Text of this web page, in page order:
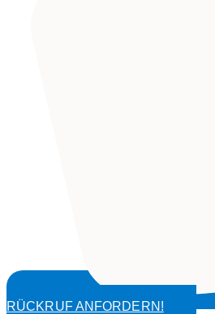
RÜCKRUF ANFORDERN!